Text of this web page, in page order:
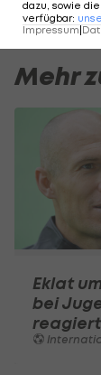
Mehr
Eklat
bei
reagiert
dazu, sowie
verfügbar:
Impressum|